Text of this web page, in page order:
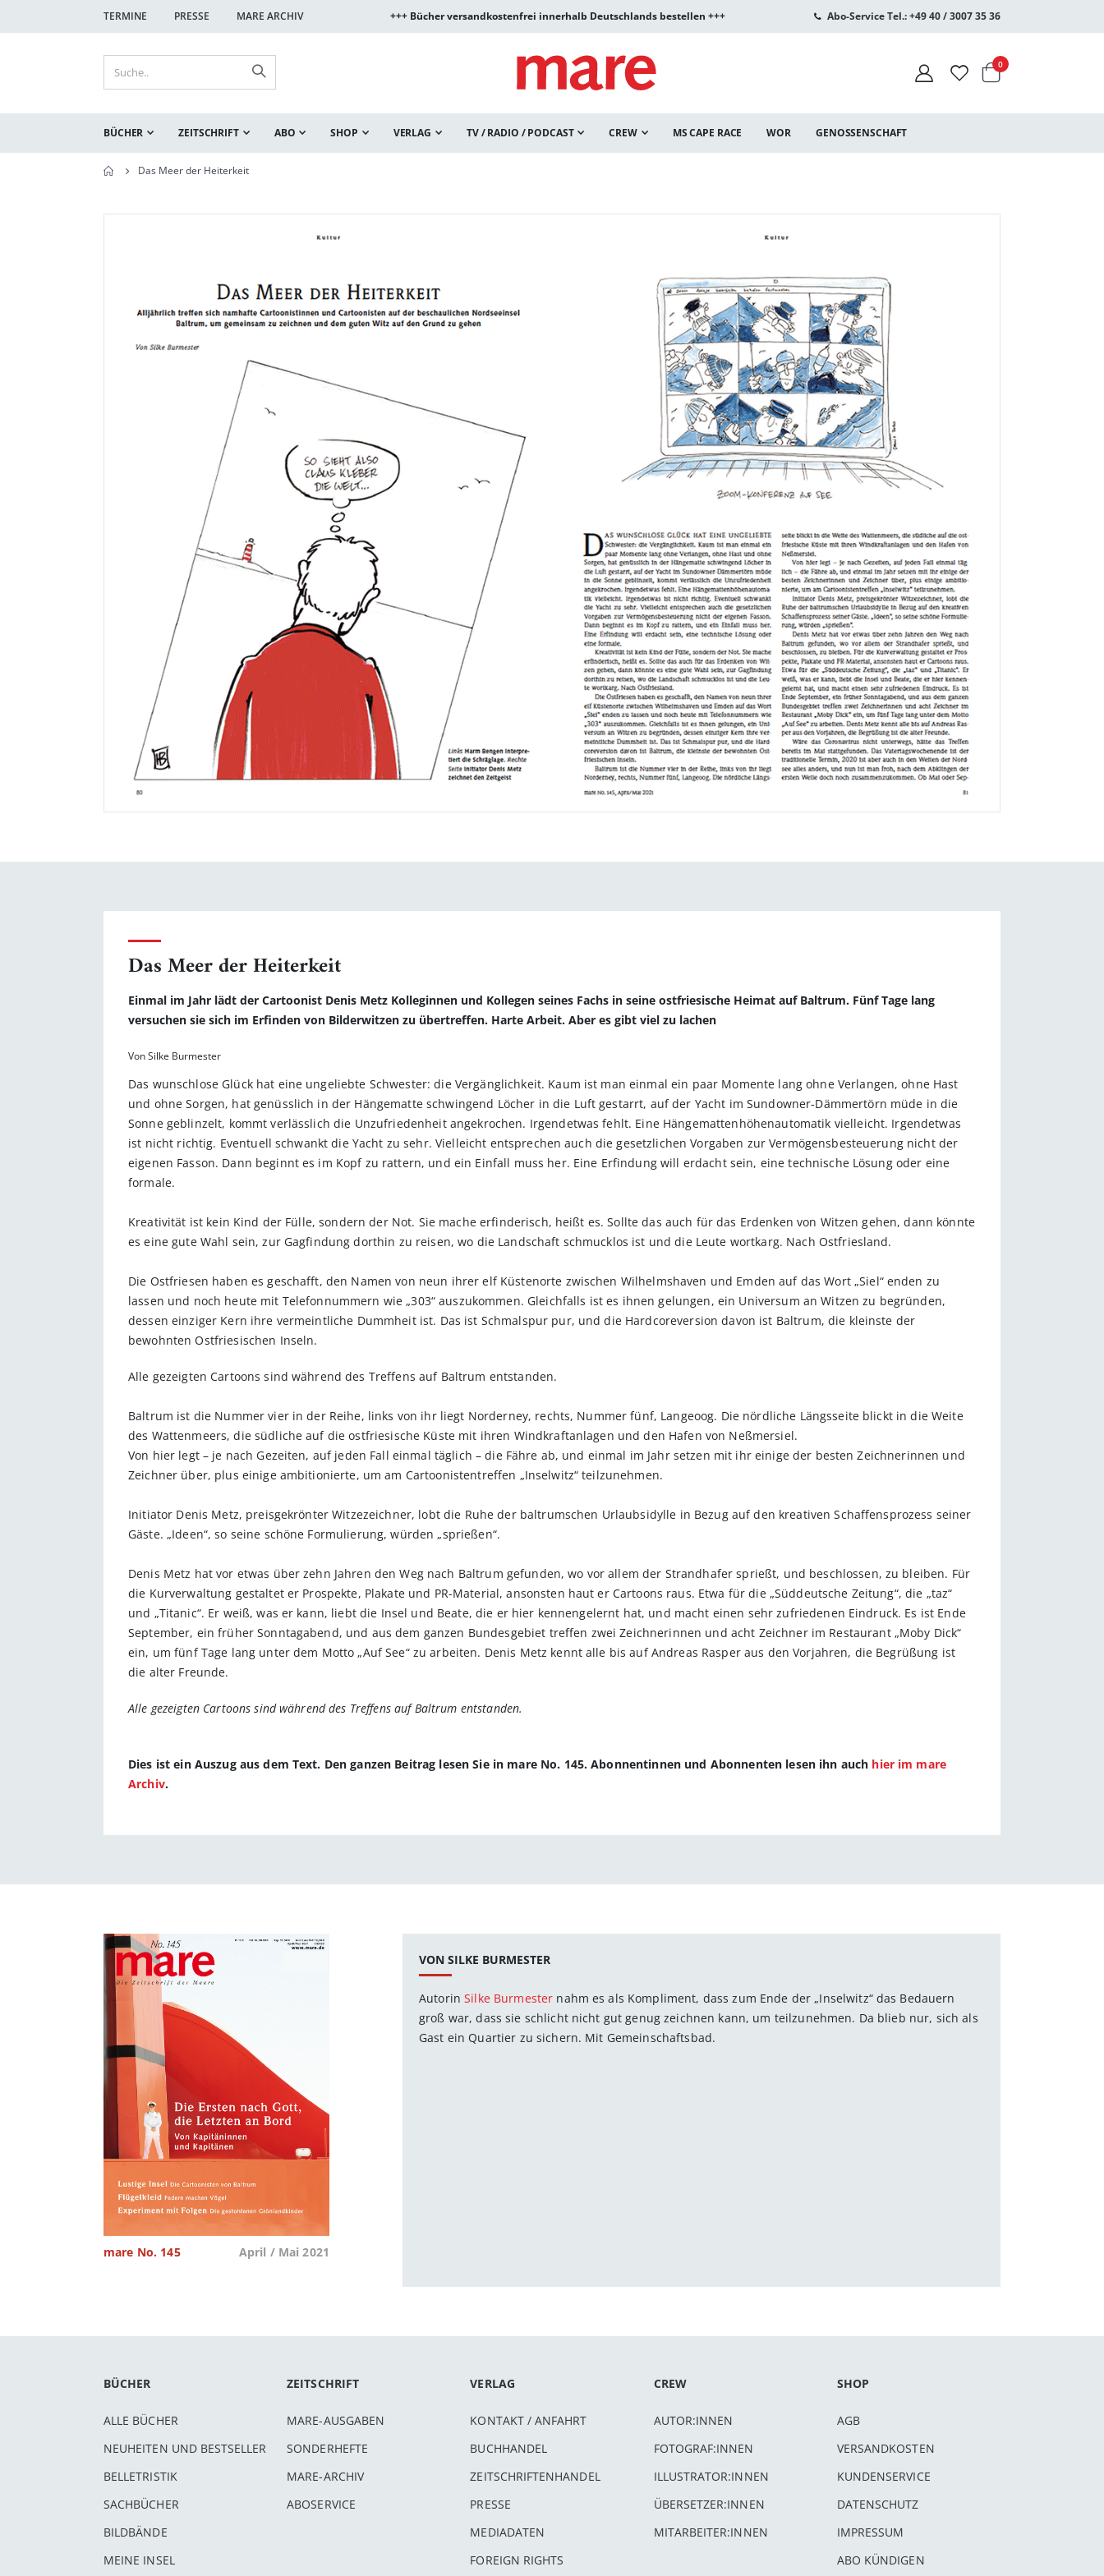
TERMINE PRESSE MARE ARCHIV +++ Bücher versandkostenfrei innerhalb Deutschlands bestellen +++ Abo-Service Tel.: +49 40 / 3007 35 36
Warenkorb
0Artikel
BÜCHER ZEITSCHRIFT ABO SHOP VERLAG TV / RADIO / PODCAST CREW MS CAPE RACE WOR GENOSSENSCHAFT
Das Meer der Heiterkeit
Das Meer der Heiterkeit
Einmal im Jahr lädt der Cartoonist Denis Metz Kolleginnen und Kollegen seines Fachs in seine ostfriesische Heimat auf Baltrum. Fünf Tage lang
versuchen sie sich im Erfinden von Bilderwitzen zu übertreffen. Harte Arbeit. Aber es gibt viel zu lachen
Von Silke Burmester
Das wunschlose Glück hat eine ungeliebte Schwester: die Vergänglichkeit. Kaum ist man einmal ein paar Momente lang ohne Verlangen, ohne Hast
und ohne Sorgen, hat genüsslich in der Hängematte schwingend Löcher in die Luft gestarrt, auf der Yacht im Sundowner-Dämmertörn müde in die
Sonne geblinzelt, kommt verlässlich die Unzufriedenheit angekrochen. Irgendetwas fehlt. Eine Hängemattenhöhenautomatik vielleicht. Irgendetwas
ist nicht richtig. Eventuell schwankt die Yacht zu sehr. Vielleicht entsprechen auch die gesetzlichen Vorgaben zur Vermögensbesteuerung nicht der
eigenen Fasson. Dann beginnt es im Kopf zu rattern, und ein Einfall muss her. Eine Erfindung will erdacht sein, eine technische Lösung oder eine
formale.
Kreativität ist kein Kind der Fülle, sondern der Not. Sie mache erfinderisch, heißt es. Sollte das auch für das Erdenken von Witzen gehen, dann könnte
es eine gute Wahl sein, zur Gagfindung dorthin zu reisen, wo die Landschaft schmucklos ist und die Leute wortkarg. Nach Ostfriesland.
Die Ostfriesen haben es geschafft, den Namen von neun ihrer elf Küstenorte zwischen Wilhelmshaven und Emden auf das Wort „Siel“ enden zu
lassen und noch heute mit Telefonnummern wie „303“ auszukommen. Gleichfalls ist es ihnen gelungen, ein Universum an Witzen zu begründen,
dessen einziger Kern ihre vermeintliche Dummheit ist. Das ist Schmalspur pur, und die Hardcoreversion davon ist Baltrum, die kleinste der
bewohnten Ostfriesischen Inseln.
Alle gezeigten Cartoons sind während des Treffens auf Baltrum entstanden.
Baltrum ist die Nummer vier in der Reihe, links von ihr liegt Norderney, rechts, Nummer fünf, Langeoog. Die nördliche Längsseite blickt in die Weite
des Wattenmeers, die südliche auf die ostfriesische Küste mit ihren Windkraftanlagen und den Hafen von Neßmersiel.
Von hier legt – je nach Gezeiten, auf jeden Fall einmal täglich – die Fähre ab, und einmal im Jahr setzen mit ihr einige der besten Zeichnerinnen und
Zeichner über, plus einige ambitionierte, um am Cartoonistentreffen „Inselwitz“ teilzunehmen.
Initiator Denis Metz, preisgekrönter Witzezeichner, lobt die Ruhe der baltrumschen Urlaubsidylle in Bezug auf den kreativen Schaffensprozess seiner
Gäste. „Ideen“, so seine schöne Formulierung, würden „sprießen“.
Denis Metz hat vor etwas über zehn Jahren den Weg nach Baltrum gefunden, wo vor allem der Strandhafer sprießt, und beschlossen, zu bleiben. Für
die Kurverwaltung gestaltet er Prospekte, Plakate und PR-Material, ansonsten haut er Cartoons raus. Etwa für die „Süddeutsche Zeitung“, die „taz“
und „Titanic“. Er weiß, was er kann, liebt die Insel und Beate, die er hier kennengelernt hat, und macht einen sehr zufriedenen Eindruck. Es ist Ende
September, ein früher Sonntagabend, und aus dem ganzen Bundesgebiet treffen zwei Zeichnerinnen und acht Zeichner im Restaurant „Moby Dick“
ein, um fünf Tage lang unter dem Motto „Auf See“ zu arbeiten. Denis Metz kennt alle bis auf Andreas Rasper aus den Vorjahren, die Begrüßung ist
die alter Freunde.
Alle gezeigten Cartoons sind während des Treffens auf Baltrum entstanden.
Dies ist ein Auszug aus dem Text. Den ganzen Beitrag lesen Sie in mare No. 145. Abonnentinnen und Abonnenten lesen ihn auch hier im mare
Archiv.
mare No. 145 April / Mai 2021
VON SILKE BURMESTER
AutorinSilke Burmester nahm es als Kompliment, dass zum Ende der „Inselwitz“ das Bedauern
groß war, dass sie schlicht nicht gut genug zeichnen kann, um teilzunehmen. Da blieb nur, sich als
Gast ein Quartier zu sichern. Mit Gemeinschaftsbad.
BÜCHER
ALLE BÜCHER
NEUHEITEN UND BESTSELLER
BELLETRISTIK
SACHBÜCHER
BILDBÄNDE
MEINE INSEL
ZEITSCHRIFT
MARE-AUSGABEN
SONDERHEFTE
MARE-ARCHIV
ABOSERVICE
VERLAG
KONTAKT / ANFAHRT
BUCHHANDEL
ZEITSCHRIFTENHANDEL
PRESSE
MEDIADATEN
FOREIGN RIGHTS
CREW
AUTOR:INNEN
FOTOGRAF:INNEN
ILLUSTRATOR:INNEN
ÜBERSETZER:INNEN
MITARBEITER:INNEN
SHOP
AGB
VERSANDKOSTEN
KUNDENSERVICE
DATENSCHUTZ
IMPRESSUM
ABO KÜNDIGEN